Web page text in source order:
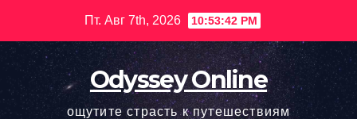
содержимому
Пт. Авг 7th, 2026 10:53:42 PM
Odyssey Online
ощутите страсть к путешествиям